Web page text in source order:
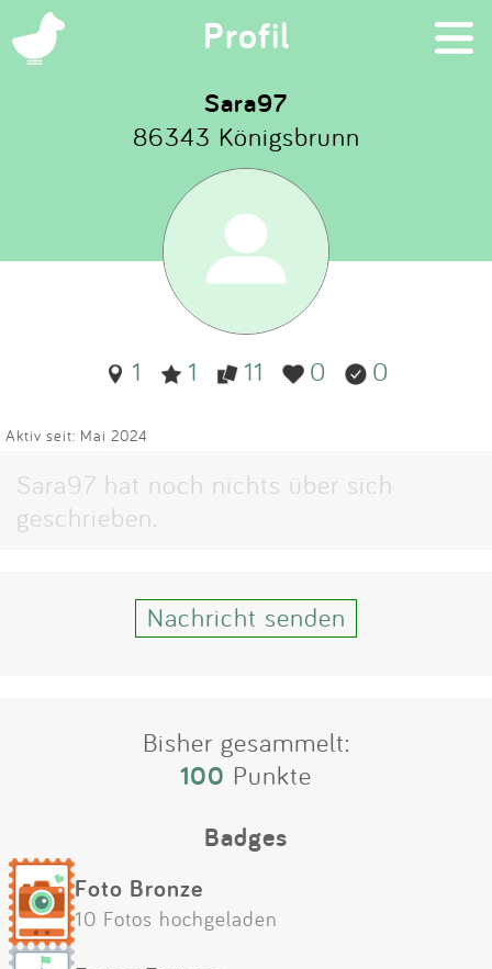
Profil ×
Suchen
Eintragen
App
Blog
Partner
Impressum
Sara97
86343 Königsbrunn
1 1 11 0 0
Aktiv seit: Mai 2024
Sara97 hat noch nichts über sich
geschrieben.
Nachricht senden
Bisher gesammelt:
100 Punkte
Badges
Foto Bronze
10 Fotos hochgeladen